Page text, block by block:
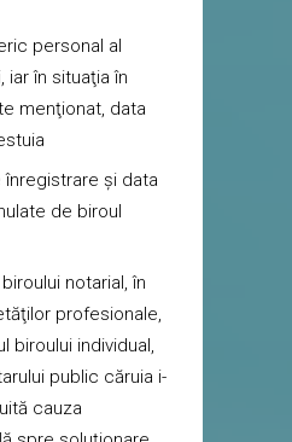
personal al
iar în situaţia în
menţionat, data
înregistrare şi data
de biroul
notarial, în
profesionale,
biroului individual,
public căruia i-
cauza